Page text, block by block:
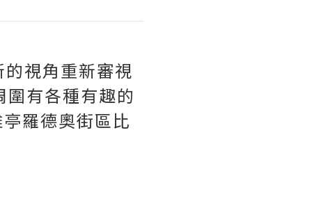
視角重新審視
有各種有趣的
羅德奧街區比